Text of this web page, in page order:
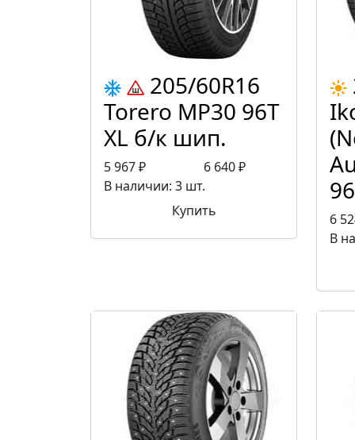
205/60R16
Torero MP30 96T
XL б/к шип.
5 967 ₽
6 640 ₽
В наличии: 3 шт.
Купить
6
В